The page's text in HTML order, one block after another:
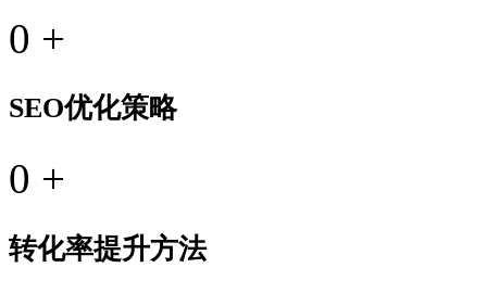
0 +
SEO优化策略
0 +
转化率提升方法